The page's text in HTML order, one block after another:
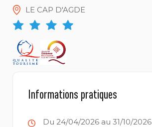
LE CAP D'AGDE
Informations pratiques
Du 24/04/2026 au 31/10/2026